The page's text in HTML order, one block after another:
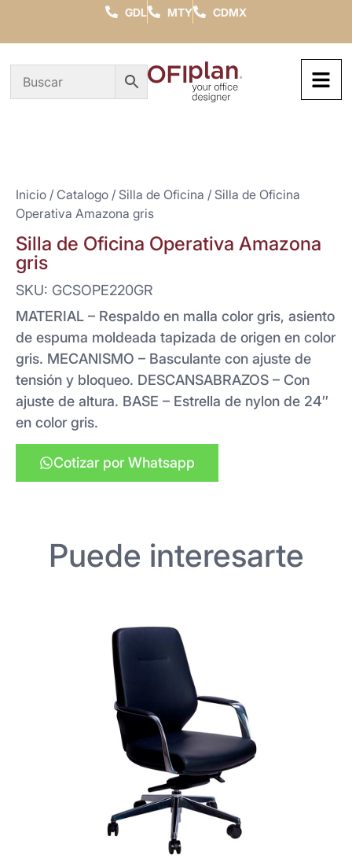
GDL MTY CDMX
Inicio / Catalogo / Silla de Oficina / Silla de Oficina
Operativa Amazona gris
Silla de Oficina Operativa Amazona
gris
SKU: GCSOPE220GR
MATERIAL – Respaldo en malla color gris, asiento
de espuma moldeada tapizada de origen en color
gris. MECANISMO – Basculante con ajuste de
tensión y bloqueo. DESCANSABRAZOS – Con
ajuste de altura. BASE – Estrella de nylon de 24″
en color gris.
Cotizar por Whatsapp
Puede interesarte